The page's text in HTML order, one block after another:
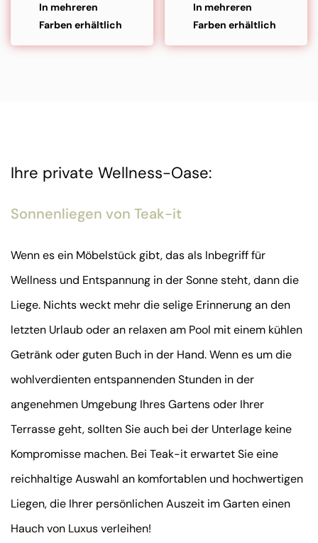
In mehreren
Farben erhältlich
In mehreren
Farben erhältlich
Ihre private Wellness-Oase:
Sonnenliegen von Teak-it
Wenn es ein Möbelstück gibt, das als Inbegriff für
Wellness und Entspannung in der Sonne steht, dann die
Liege. Nichts weckt mehr die selige Erinnerung an den
letzten Urlaub oder an relaxen am Pool mit einem kühlen
Getränk oder guten Buch in der Hand. Wenn es um die
wohlverdienten entspannenden Stunden in der
angenehmen Umgebung Ihres Gartens oder Ihrer
Terrasse geht, sollten Sie auch bei der Unterlage keine
Kompromisse machen. Bei Teak-it erwartet Sie eine
reichhaltige Auswahl an komfortablen und hochwertigen
Liegen, die Ihrer persönlichen Auszeit im Garten einen
Hauch von Luxus verleihen!